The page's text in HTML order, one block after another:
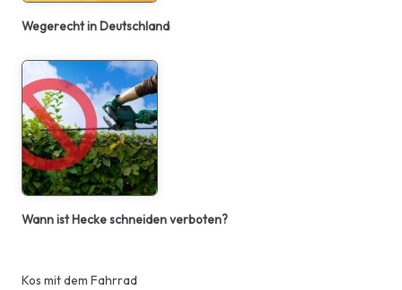
Wegerecht in Deutschland
Wann ist Hecke schneiden verboten?
Kos mit dem Fahrrad